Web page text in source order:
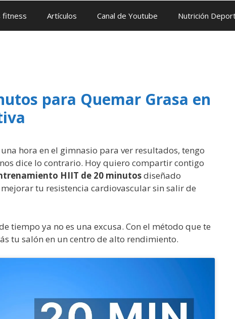
fitness Artículos Canal de Youtube Nutrición
para Quemar Grasa en
hora en el gimnasio para ver resultados, tengo
dice lo contrario. Hoy quiero compartir contigo
HIIT de 20 minutosdiseñado
tu resistencia cardiovascular sin salir de
tiempo ya no es una excusa. Con el método que te
tu salón en un centro de alto rendimiento.